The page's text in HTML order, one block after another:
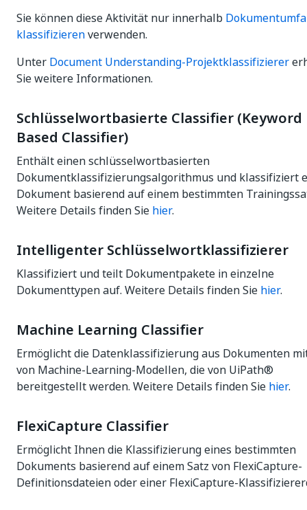
Sie können diese Aktivität nur innerhalb
klassifizierenverwenden.
Unter Document Understanding-Projektklassifizierer
Sie weitere Informationen.
Schlüsselwortbasierte Classifier (Keyword
Based Classifier)
Enthält einen schlüsselwortbasierten
Dokumentklassifizierungsalgorithmus und klassifiziert
Dokument basierend auf einem bestimmten
Weitere Details finden Sie hier.
Intelligenter Schlüsselwortklassifizierer
Klassifiziert und teilt Dokumentpakete in einzelne
Dokumenttypen auf. Weitere Details finden Sie hier.
Machine Learning Classifier
Ermöglicht die Datenklassifizierung aus Dokumenten
von Machine-Learning-Modellen, die von UiPath®
bereitgestellt werden. Weitere Details finden Sie hier.
FlexiCapture Classifier
Ermöglicht Ihnen die Klassifizierung eines bestimmten
Dokuments basierend auf einem Satz von FlexiCapture-
Definitionsdateien oder einer FlexiCapture-